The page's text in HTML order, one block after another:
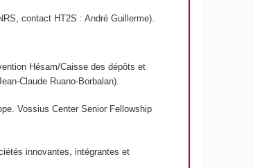
contact HT2S : André Guillerme).
Hésam/Caisse des dépôts et
Claude Ruano-Borbalan).
Vossius Center Senior Fellowship
innovantes, intégrantes et